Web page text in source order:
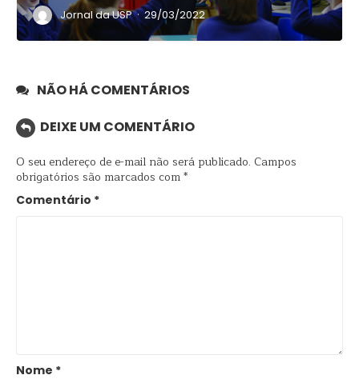
Jornal da USP · 29/03/2022
NÃO HÁ COMENTÁRIOS
DEIXE UM COMENTÁRIO
O seu endereço de e-mail não será publicado. Campos
obrigatórios são marcados com*
Comentário *
Nome *